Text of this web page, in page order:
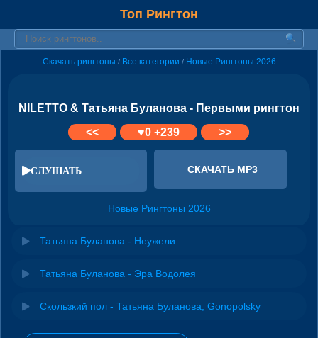
Топ Рингтон
Скачать рингтоны / Все категории / Новые Рингтоны 2026
NILETTO & Татьяна Буланова - Первыми рингтон
<<
♥0+239 >>
СЛУШАТЬ СКАЧАТЬ MP3
Новые Рингтоны 2026
Татьяна Буланова - Неужели
Татьяна Буланова - Эра Водолея
Скользкий пол - Татьяна Буланова, Gonopolsky